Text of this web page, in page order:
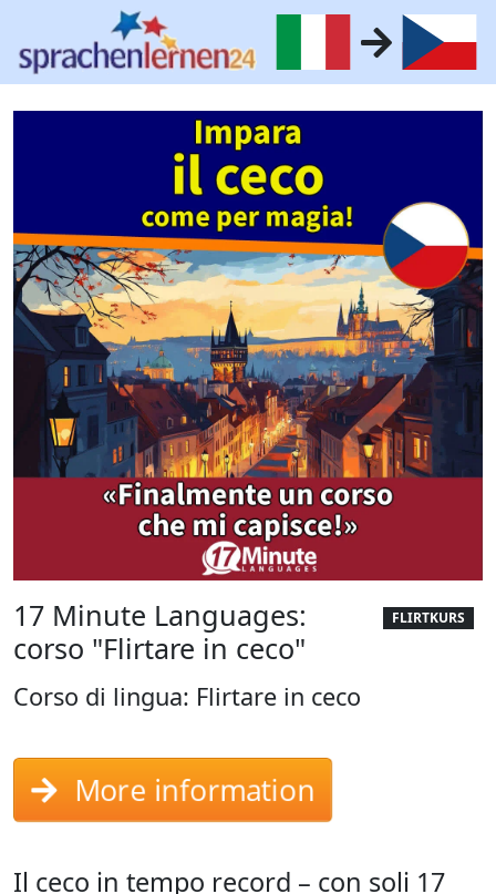
FLIRTKURS
17 Minute Languages:
corso "Flirtare in ceco"
Corso di lingua: Flirtare in ceco
More information
Il ceco in tempo record – con soli 17